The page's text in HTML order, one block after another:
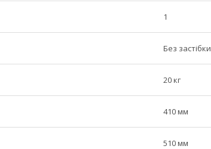
1
Без застібки
20 кг
410 мм
510 мм